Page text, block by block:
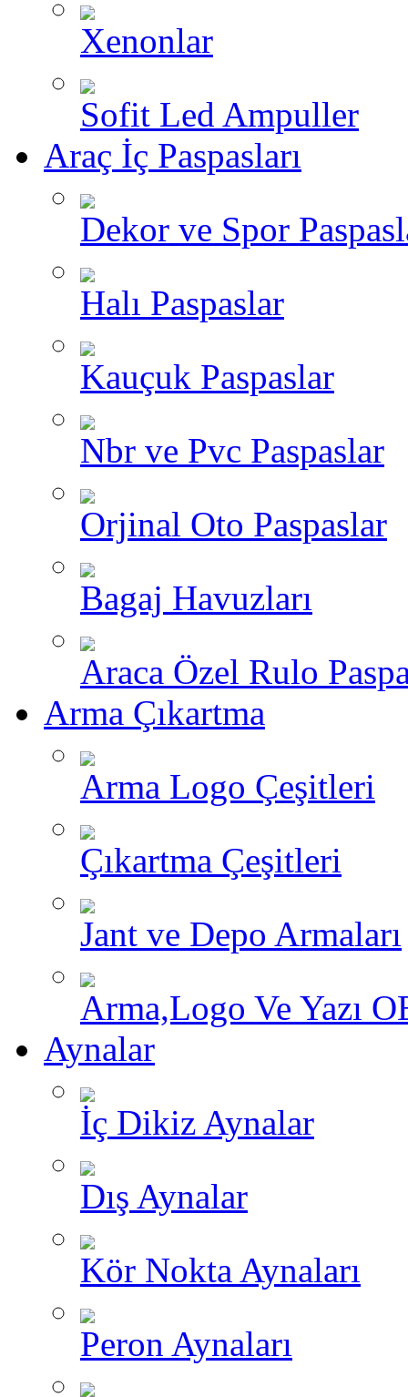
Xenonlar
Sofit Led Ampuller
Araç İç Paspasları
Dekor ve Spor
Halı Paspaslar
Kauçuk Paspaslar
Nbr ve Pvc Paspaslar
Orjinal Oto Paspaslar
Bagaj Havuzları
Araca Özel Rulo
Arma Çıkartma
Arma Logo Çeşitleri
Çıkartma Çeşitleri
Jant ve Depo Armaları
Arma,Logo Ve Yazı
Aynalar
İç Dikiz Aynalar
Dış Aynalar
Kör Nokta Aynaları
Peron Aynaları